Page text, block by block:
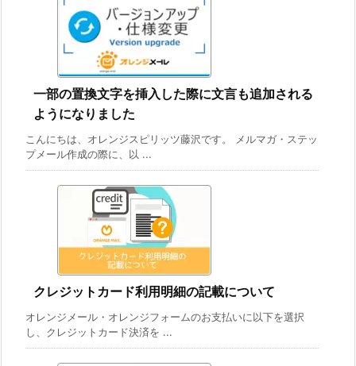
一部の置換文字を挿入した際に文言も追加される
ようになりました
こんにちは、オレンジスピリッツ藤沢です。 メルマガ・ステッ
プメール作成の際に、以 ...
クレジットカード利用明細の記載について
オレンジメール・オレンジフォームのお支払いに以下を選択
し、クレジットカード決済を ...